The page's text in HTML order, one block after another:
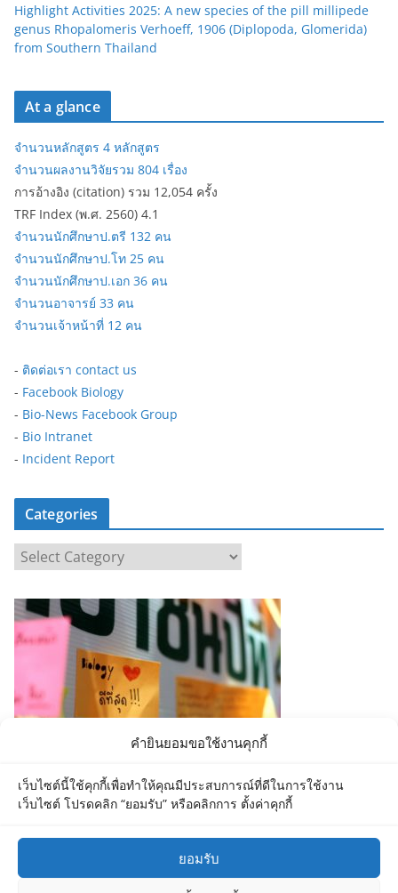
คำยินยอมขอใช้งานคุกกี้
เว็บไซต์นี้ใช้คุกกี้เพื่อทำให้คุณมีประสบการณ์ที่ดีในการใช้งาน
เว็บไซต์ โปรดคลิก “ยอมรับ” หรือคลิกการ ตั้งค่าคุกกี้
ยอมรับ
Highlight Activities 2025: A new species of the pill millipede
genus Rhopalomeris Verhoeff, 1906 (Diplopoda, Glomerida)
from Southern Thailand
At a glance
จำนวนหลักสูตร 4 หลักสูตร
จำนวนผลงานวิจัยรวม 804 เรื่อง
การอ้างอิง (citation) รวม 12,054 ครั้ง
TRF Index (พ.ศ. 2560) 4.1
จำนวนนักศึกษาป.ตรี 132 คน
จำนวนนักศึกษาป.โท 25 คน
จำนวนนักศึกษาป.เอก 36 คน
จำนวนอาจารย์ 33 คน
จำนวนเจ้าหน้าที่ 12 คน
- ติดต่อเรา contact us
- Facebook Biology
- Bio-News Facebook Group
- Bio Intranet
- Incident Report
Categories
a
t
e
g
i
Department of Biology MU